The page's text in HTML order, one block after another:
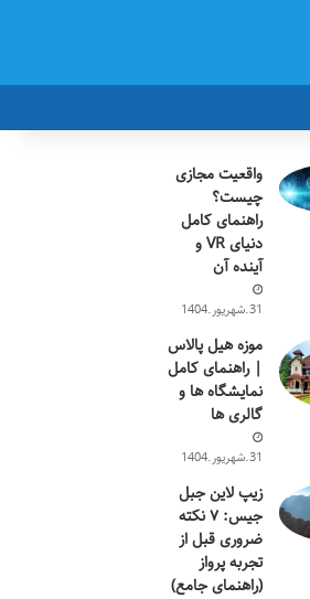
واقعیت مجازی
چیست؟
راهنمای کامل
دنیای VR و
آینده آن
31.شهریور.1404
موزه هیل پالاس
| راهنمای کامل
نمایشگاه ها و
گالری ها
31.شهریور.1404
زیپ لاین جبل
جیس: ۷ نکته
ضروری قبل از
تجربه پرواز
(راهنمای جامع)